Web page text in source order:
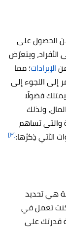
الحصول على
ويتعرّض
الإيرادات؛ مما
إلى اللجوء إلى
فضولًا
ولذلك
والتي تساهم
الآتي ذِكرُها:[٣]
هي تحديد
كنت تعمل في
قدرتك على